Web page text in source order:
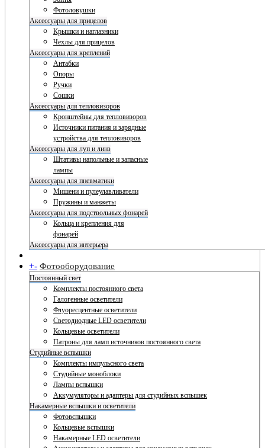
Фотоловушки
Аксессуары для прицелов
Крышки и наглазники
Чехлы для прицелов
Аксессуары для креплений
Антабки
Опоры
Ручки
Сошки
Аксессуары для тепловизоров
Кронштейны для тепловизоров
Источники питания и зарядные
устройства для тепловизоров
Аксессуары для луп и линз
Штативы напольные и запасные
лампы
Аксессуары для пневматики
Мишени и пулеулавливатели
Пружины и манжеты
Аксессуары для подствольных фонарей
Кольца и крепления для
фонарей
Аксессуары для интерьера
+- Фотооборудование
Постоянный свет
Комплекты постоянного света
Галогенные осветители
Флуоресцентные осветители
Светодиодные LED осветители
Кольцевые осветители
Патроны для ламп источников постоянного света
Студийные вспышки
Комплекты импульсного света
Студийные моноблоки
Лампы вспышки
Аккумуляторы и адаптеры для студийных вспышек
Накамерные вспышки и осветители
Фотовспышки
Кольцевые вспышки
Накамерные LED осветители